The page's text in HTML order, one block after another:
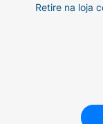
Retire na loja